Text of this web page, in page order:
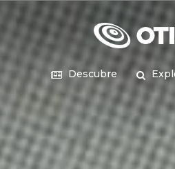
Descubre